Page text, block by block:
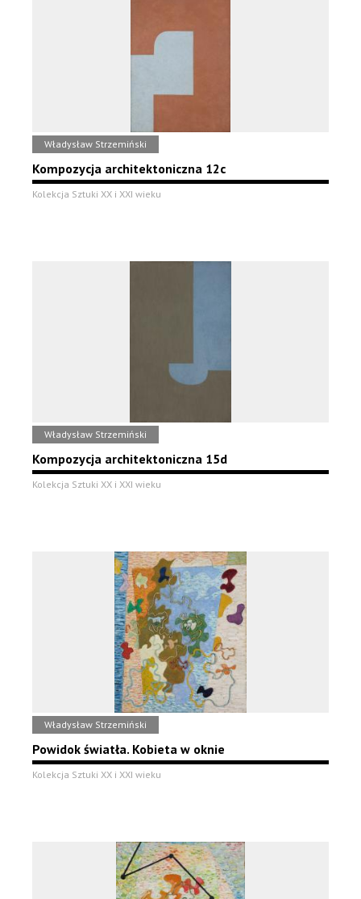
Władysław Strzemiński
Kompozycja architektoniczna 12c
Kolekcja Sztuki XX i XXI wieku
Władysław Strzemiński
Kompozycja architektoniczna 15d
Kolekcja Sztuki XX i XXI wieku
Władysław Strzemiński
Powidok światła. Kobieta w oknie
Kolekcja Sztuki XX i XXI wieku